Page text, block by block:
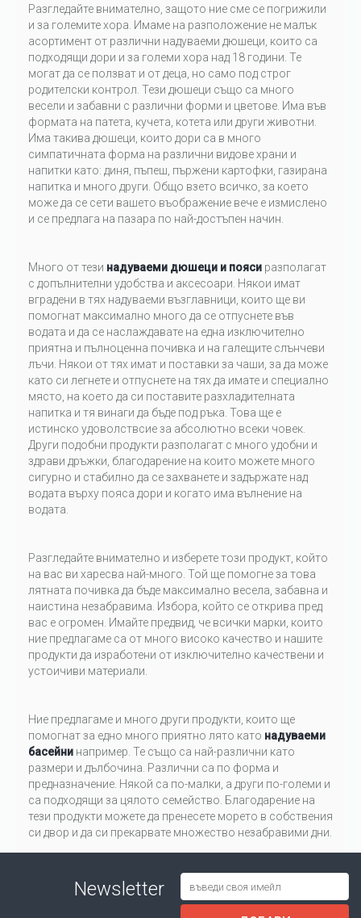
Разгледайте внимателно, защото ние сме се погрижили
и за големите хора. Имаме на разположение не малък
асортимент от различни надуваеми дюшеци, които са
подходящи дори и за големи хора над 18 години. Те
могат да се ползват и от деца, но само под строг
родителски контрол. Тези дюшеци също са много
весели и забавни с различни форми и цветове. Има във
формата на патета, кучета, котета или други животни.
Има такива дюшеци, които дори са в много
симпатичната форма на различни видове храни и
напитки като: диня, пъпеш, пържени картофки, газирана
напитка и много други. Общо взето всичко, за което
може да се сети вашето въображение вече е измислено
и се предлага на пазара по най-достъпен начин.
Много от тези надуваеми дюшеци и пояси разполагат
с допълнителни удобства и аксесоари. Някои имат
вградени в тях надуваеми възглавници, които ще ви
помогнат максимално много да се отпуснете във
водата и да се наслаждавате на една изключително
приятна и пълноценна почивка и на галещите слънчеви
лъчи. Някои от тях имат и поставки за чаши, за да може
като си легнете и отпуснете на тях да имате и специално
място, на което да си поставите разхладителната
напитка и тя винаги да бъде под ръка. Това ще е
истинско удоволствсие за абсолютно всеки човек.
Други подобни продукти разполагат с много удобни и
здрави дръжки, благодарение на които можете много
сигурно и стабилно да се захванете и задържате над
водата върху пояса дори и когато има вълнение на
водата.
Разгледайте внимателно и изберете този продукт, който
на вас ви харесва най-много. Той ще помогне за това
лятната почивка да бъде максимално весела, забавна и
наистина незабравима. Избора, който се открива пред
вас е огромен. Имайте предвид, че всички марки, които
ние предлагаме са от много високо качество и нашите
продукти да изработени от изключително качествени и
устоичиви материали.
Ние предлагаме и много други продукти, които ще
помогнат за едно много приятно лято като надуваеми
басейни например. Те също са най-различни като
размери и дълбочина. Различни са по форма и
предназначение. Някой са по-малки, а други по-големи и
са подходящи за цялото семейство. Благодарение на
тези продукти можете да пренесете морето в собствения
си двор и да си прекарвате множество незабравими дни.
Newsletter